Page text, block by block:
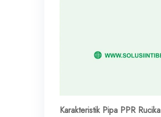
Karakteristik Pipa PPR Rucika